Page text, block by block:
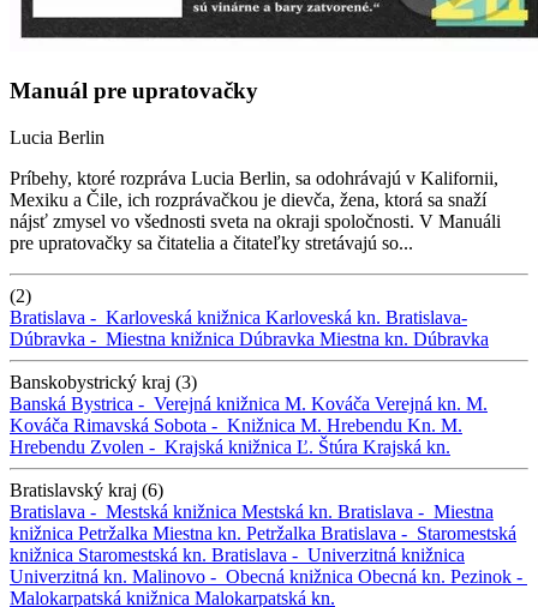
Manuál pre upratovačky
Lucia Berlin
Príbehy, ktoré rozpráva Lucia Berlin, sa odohrávajú v Kalifornii,
Mexiku a Čile, ich rozprávačkou je dievča, žena, ktorá sa snaží
nájsť zmysel vo všednosti sveta na okraji spoločnosti. V Manuáli
pre upratovačky sa čitatelia a čitateľky stretávajú so...
(2)
Bratislava - Karloveská knižnica Karloveská kn. Bratislava-
Dúbravka - Miestna knižnica Dúbravka Miestna kn. Dúbravka
Banskobystrický kraj (3)
Banská Bystrica - Verejná knižnica M. Kováča Verejná kn. M.
Kováča Rimavská Sobota - Knižnica M. Hrebendu Kn. M.
Hrebendu Zvolen - Krajská knižnica Ľ. Štúra Krajská kn.
Bratislavský kraj (6)
Bratislava - Mestská knižnica Mestská kn. Bratislava - Miestna
knižnica Petržalka Miestna kn. Petržalka Bratislava - Staromestská
knižnica Staromestská kn. Bratislava - Univerzitná knižnica
Univerzitná kn. Malinovo - Obecná knižnica Obecná kn. Pezinok -
Malokarpatská knižnica Malokarpatská kn.